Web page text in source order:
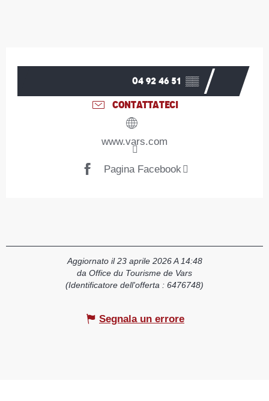
04 92 46 51 ▒▒
CONTATTATECI
www.vars.com
Pagina Facebook
Aggiornato il 23 aprile 2026 A 14:48
da Office du Tourisme de Vars
(Identificatore dell'offerta : 6476748)
Segnala un errore